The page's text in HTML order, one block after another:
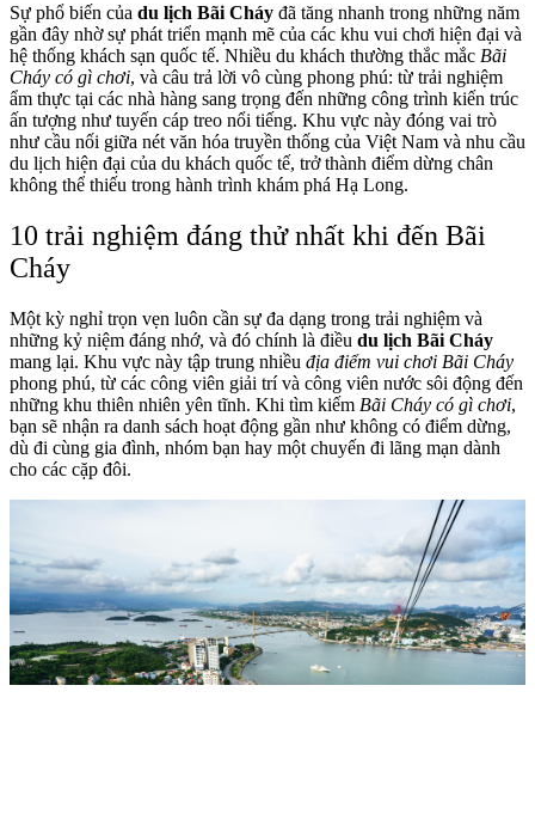
Sự phổ biến của du lịch Bãi Cháy đã tăng nhanh trong những năm
gần đây nhờ sự phát triển mạnh mẽ của các khu vui chơi hiện đại và
hệ thống khách sạn quốc tế. Nhiều du khách thường thắc mắc Bãi
Cháy có gì chơi, và câu trả lời vô cùng phong phú: từ trải nghiệm
ẩm thực tại các nhà hàng sang trọng đến những công trình kiến trúc
ấn tượng như tuyến cáp treo nổi tiếng. Khu vực này đóng vai trò
như cầu nối giữa nét văn hóa truyền thống của Việt Nam và nhu cầu
du lịch hiện đại của du khách quốc tế, trở thành điểm dừng chân
không thể thiếu trong hành trình khám phá Hạ Long.
10 trải nghiệm đáng thử nhất khi đến Bãi
Cháy
Một kỳ nghỉ trọn vẹn luôn cần sự đa dạng trong trải nghiệm và
những kỷ niệm đáng nhớ, và đó chính là điều du lịch Bãi Cháy
mang lại. Khu vực này tập trung nhiều địa điểm vui chơi Bãi Cháy
phong phú, từ các công viên giải trí và công viên nước sôi động đến
những khu thiên nhiên yên tĩnh. Khi tìm kiếm Bãi Cháy có gì chơi,
bạn sẽ nhận ra danh sách hoạt động gần như không có điểm dừng,
dù đi cùng gia đình, nhóm bạn hay một chuyến đi lãng mạn dành
cho các cặp đôi.